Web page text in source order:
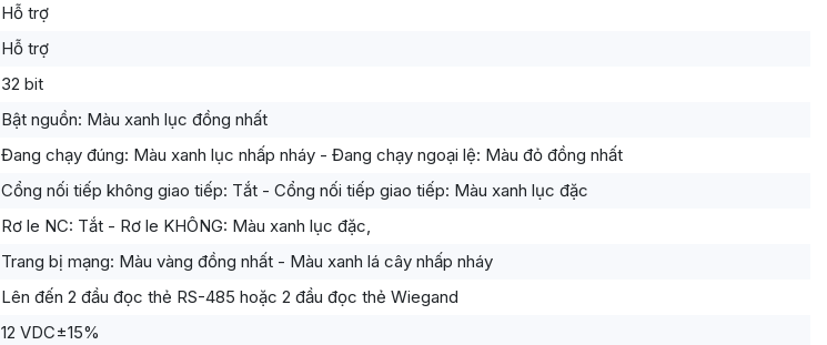
Hỗ trợ
Hỗ trợ
32 bit
Bật nguồn: Màu xanh lục đồng nhất
Đang chạy đúng: Màu xanh lục nhấp nháy - Đang chạy ngoại lệ: Màu đỏ đồng nhất
Cổng nối tiếp không giao tiếp: Tắt - Cổng nối tiếp giao tiếp: Màu xanh lục đặc
Rơ le NC: Tắt - Rơ le KHÔNG: Màu xanh lục đặc,
Trang bị mạng: Màu vàng đồng nhất - Màu xanh lá cây nhấp nháy
Lên đến 2 đầu đọc thẻ RS-485 hoặc 2 đầu đọc thẻ Wiegand
12 VDC±15%